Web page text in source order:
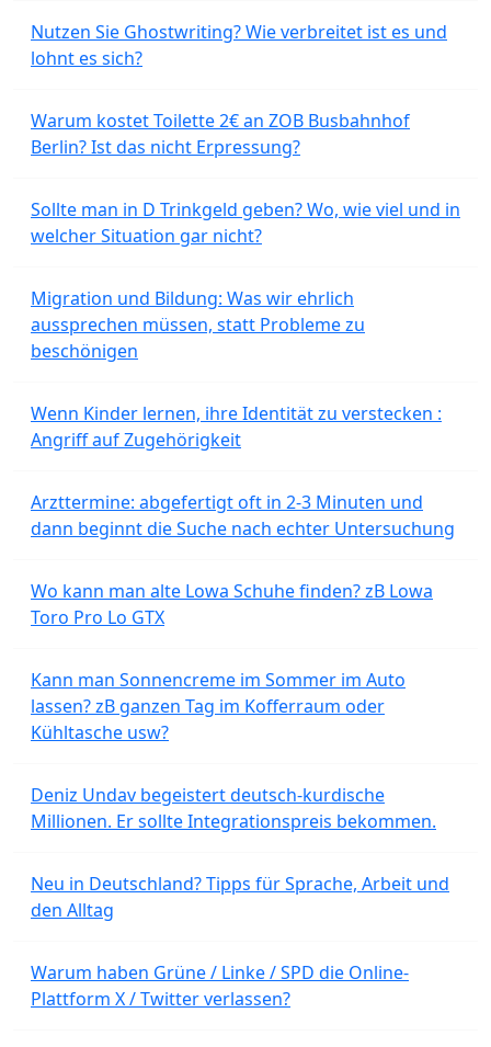
Nutzen Sie Ghostwriting? Wie verbreitet ist es und
lohnt es sich?
Warum kostet Toilette 2€ an ZOB Busbahnhof
Berlin? Ist das nicht Erpressung?
Sollte man in D Trinkgeld geben? Wo, wie viel und in
welcher Situation gar nicht?
Migration und Bildung: Was wir ehrlich
aussprechen müssen, statt Probleme zu
beschönigen
Wenn Kinder lernen, ihre Identität zu verstecken :
Angriff auf Zugehörigkeit
Arzttermine: abgefertigt oft in 2-3 Minuten und
dann beginnt die Suche nach echter Untersuchung
Wo kann man alte Lowa Schuhe finden? zB Lowa
Toro Pro Lo GTX
Kann man Sonnencreme im Sommer im Auto
lassen? zB ganzen Tag im Kofferraum oder
Kühltasche usw?
Deniz Undav begeistert deutsch-kurdische
Millionen. Er sollte Integrationspreis bekommen.
Neu in Deutschland? Tipps für Sprache, Arbeit und
den Alltag
Warum haben Grüne / Linke / SPD die Online-
Plattform X / Twitter verlassen?